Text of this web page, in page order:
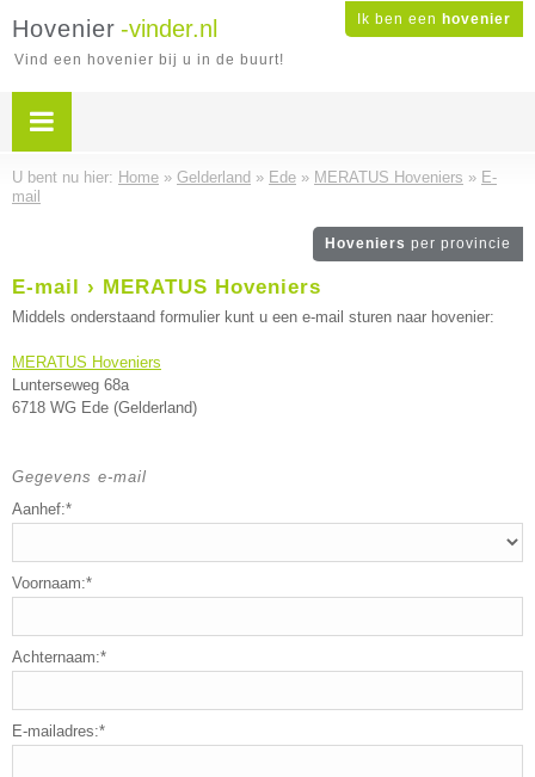
Ik ben een hovenier
Hovenier -vinder.nl
Vind een hovenier bij u in de buurt!
U bent nu hier: Home » Gelderland » Ede » MERATUS Hoveniers » E-
mail
Hoveniers per provincie
E-mail › MERATUS Hoveniers
Middels onderstaand formulier kunt u een e-mail sturen naar hovenier:
MERATUS Hoveniers
Lunterseweg 68a
6718 WG Ede (Gelderland)
Gegevens e-mail
Aanhef:*
Voornaam:*
Achternaam:*
E-mailadres:*